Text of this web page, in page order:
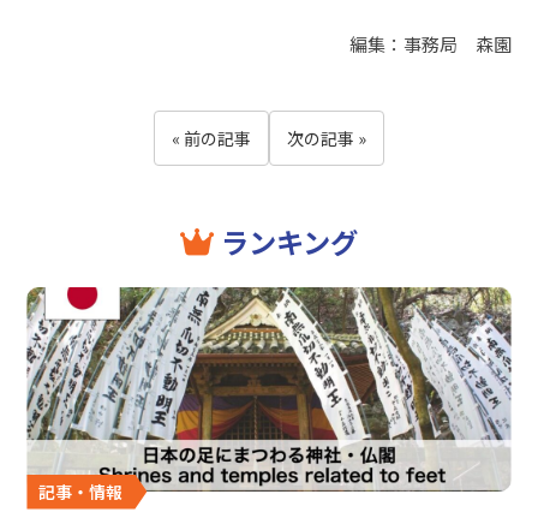
編集：事務局 森園
« 前の記事 次の記事 »
ランキング
記事・情報